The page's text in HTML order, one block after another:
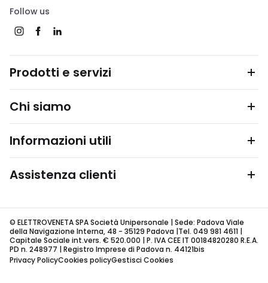
Follow us
Prodotti e servizi
Chi siamo
Informazioni utili
Assistenza clienti
© ELETTROVENETA SPA Società Unipersonale | Sede: Padova Viale
della Navigazione Interna, 48 - 35129 Padova |Tel. 049 981 4611 |
Capitale Sociale int.vers. € 520.000 | P. IVA CEE IT 00184820280 R.E.A.
PD n. 248977 | Registro Imprese di Padova n. 44121bis
Privacy PolicyCookies policyGestisci Cookies